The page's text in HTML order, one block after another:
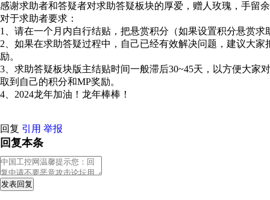
感谢求助者和答疑者对求助答疑板块的厚爱，赠人玫瑰，手留
对于求助者要求：
1、请在一个月内自行结贴，把悬赏积分（如果设置积分悬赏求
2、如果在求助答疑过程中，自己已经有效解决问题，建议大
励。
3、求助答疑板块版主结贴时间一般滞后30~45天，以方便大
取到自己的积分和MP奖励。
4、2024龙年加油！龙年棒棒！
回复 引用 举报
回复本条
发表回复